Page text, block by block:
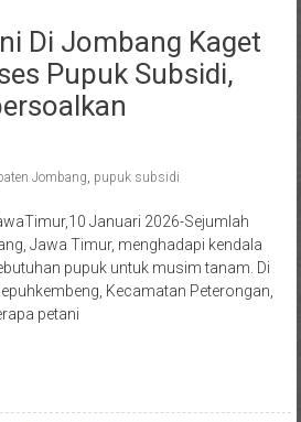
Di Jombang Kaget
Pupuk Subsidi,
Jombang pupuk subsidi
Januari 2026-Sejumlah
Jawa Timur, menghadapi kendala
pupuk untuk musim tanam. Di
Kecamatan Peterongan,
petani